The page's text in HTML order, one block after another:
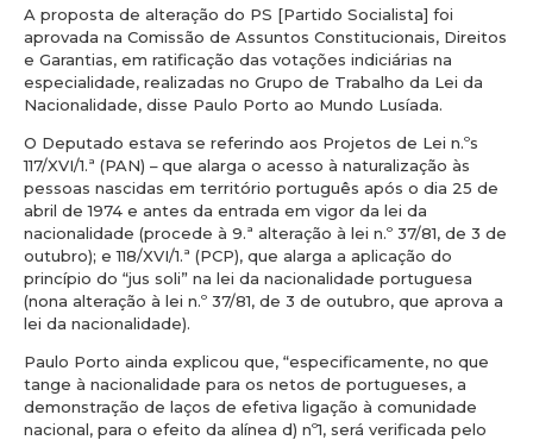
A proposta de alteração do PS [Partido Socialista] foi
aprovada na Comissão de Assuntos Constitucionais, Direitos
e Garantias, em ratificação das votações indiciárias na
especialidade, realizadas no Grupo de Trabalho da Lei da
Nacionalidade, disse Paulo Porto ao Mundo Lusíada.
O Deputado estava se referindo aos Projetos de Lei n.ºs
117/XVI/1.ª (PAN) – que alarga o acesso à naturalização às
pessoas nascidas em território português após o dia 25 de
abril de 1974 e antes da entrada em vigor da lei da
nacionalidade (procede à 9.ª alteração à lei n.º 37/81, de 3 de
outubro); e 118/XVI/1.ª (PCP), que alarga a aplicação do
princípio do “jus soli” na lei da nacionalidade portuguesa
(nona alteração à lei n.º 37/81, de 3 de outubro, que aprova a
lei da nacionalidade).
Paulo Porto ainda explicou que, “especificamente, no que
tange à nacionalidade para os netos de portugueses, a
demonstração de laços de efetiva ligação à comunidade
nacional, para o efeito da alínea d) nº1, será verificada pelo